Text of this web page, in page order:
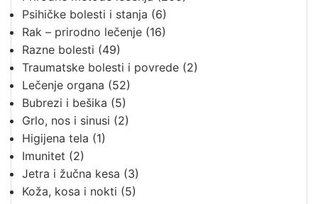
Psihičke bolesti i stanja (6)
Rak – prirodno lečenje (16)
Razne bolesti (49)
Traumatske bolesti i povrede (2)
Lečenje organa (52)
Bubrezi i bešika (5)
Grlo, nos i sinusi (2)
Higijena tela (1)
Imunitet (2)
Jetra i žučna kesa (3)
Koža, kosa i nokti (5)